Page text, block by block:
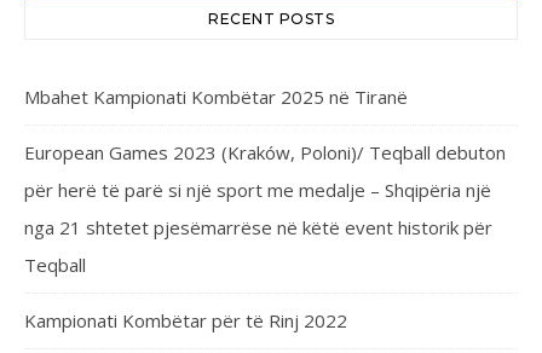
RECENT POSTS
Mbahet Kampionati Kombëtar 2025 në Tiranë
European Games 2023 (Kraków, Poloni)/ Teqball debuton
për herë të parë si një sport me medalje – Shqipëria një
nga 21 shtetet pjesëmarrëse në këtë event historik për
Teqball
Kampionati Kombëtar për të Rinj 2022